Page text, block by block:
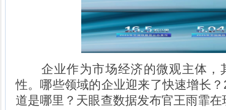
企业作为市场经济的微观主体，
性。哪些领域的企业迎来了快速增长
道是哪里？天眼查数据发布官王雨霏在